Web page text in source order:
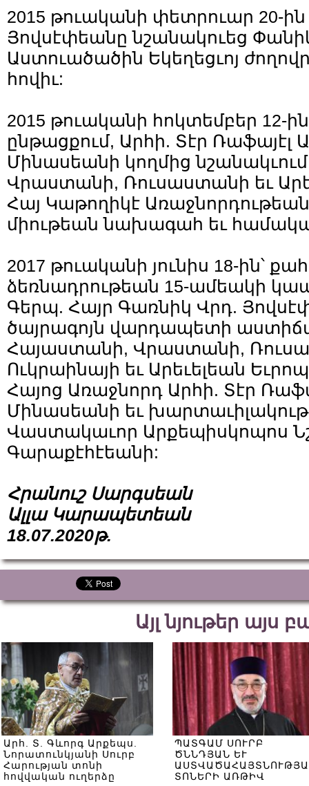
2015 թուականի փետրուար 20-
Յովսէփեանը նշանակուեց
Աստուածածին Եկեղեցւոյ
հովիւ:
2015 թուականի հոկտեմբեր 12-
ընթացքում, Արհի. Տէր Ռաֆայէլ
Մինասեանի կողմից
Վրաստանի, Ռուսաստանի եւ
Հայ Կաթողիկէ
միութեան նախագահ եւ
2017 թուականի յունիս 18-ին՝
ձեռնադրութեան 15-ամեակի
Գերպ. Հայր Գառնիկ Վրդ.
ծայրագոյն վարդապետի
Հայաստանի, Վրաստանի,
Ուկրաինայի եւ Արեւելեան
Հայոց Առաջնորդ Արհի. Տէր
Մինասեանի եւ
Վաստակաւոր Արքեպիսկոպոս
Գարաքէհէեանի:
Հրանուշ Սարգսեան
Ալլա Կարապետեան
18.07.2020թ.
Այլ նյութեր այս
Արհ. Տ. Գևորգ Արքեպս.
Նորատունկյանի Սուրբ
Հարության տոնի
հովվական ուղերձը
ՊԱՏԳԱՄ ՍՈՒՐԲ
ԾՆՆԴՅԱՆ ԵՒ
ՏՈՆԵՐԻ ԱՌԹԻՎ